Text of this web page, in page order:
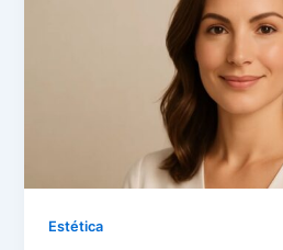
Estética